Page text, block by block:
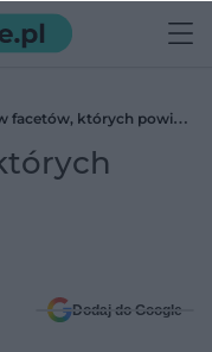
facetów, których powinnaś
Dodaj do Google